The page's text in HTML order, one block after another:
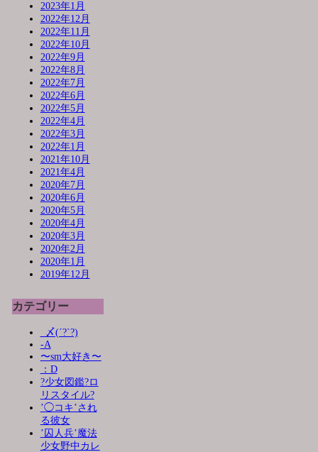
2023年1月
2022年12月
2022年11月
2022年10月
2022年9月
2022年8月
2022年7月
2022年6月
2022年5月
2022年4月
2022年3月
2022年1月
2021年10月
2021年4月
2020年7月
2020年6月
2020年5月
2020年4月
2020年3月
2020年2月
2020年1月
2019年12月
カテゴリー
_〆(´?`?)
-A
〜sm大好き〜
：D
?少女図鑑?ロ
リスタイル?
’◯コキ’され
る彼女
’囚人兵’魔法
少女野中カレ